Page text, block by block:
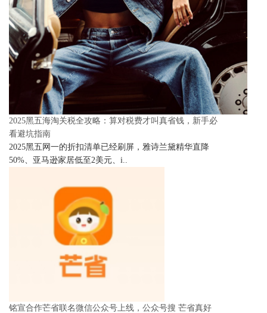
2025黑五海淘关税全攻略：算对税费才叫真省钱，新手必
看避坑指南
2025黑五网一的折扣清单已经刷屏，雅诗兰黛精华直降
50%、亚马逊家居低至2美元、i..
铭宣合作芒省联名微信公众号上线，公众号搜 芒省真好